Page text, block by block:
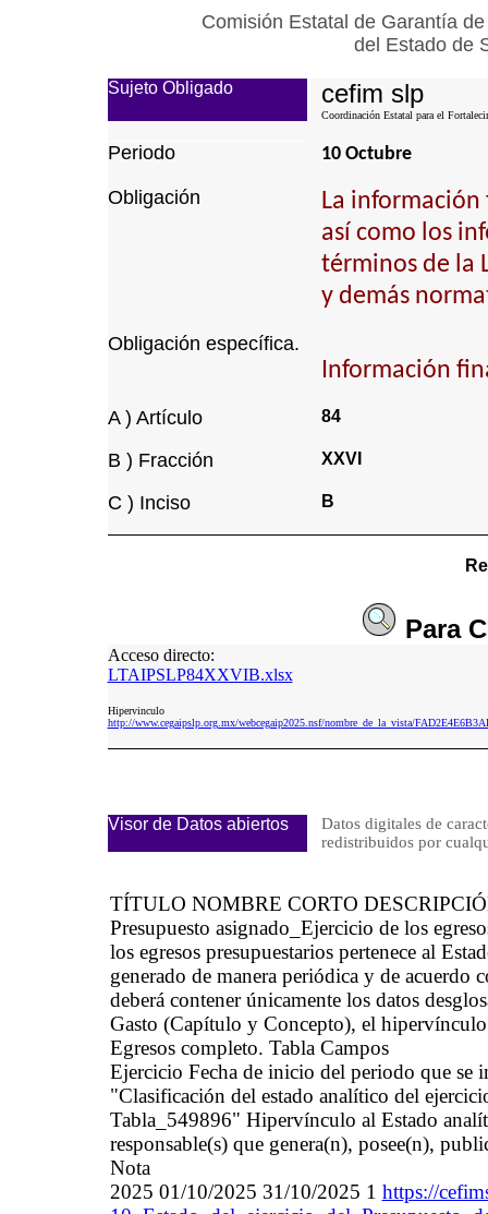
Comisión Estatal de Garantía
del Estado de
Sujeto Obligado cefim slp
Coordinación Estatal para el
Periodo 10 Octubre
Obligación
La información
así como los
términos de la
y demás
Obligación específica.
Información
A ) Artículo 84
B ) Fracción XXVI
C ) Inciso B
Para
Acceso directo:
LTAIPSLP84XXVIB.xlsx
Hipervinculo
http://www.cegaipslp.org.mx/webcegaip2025.nsf/nombre_de_la_vista/
Visor de Datos abiertos
Datos digitales de
redistribuidos por
TÍTULO NOMBRE CORTO
Presupuesto asignado_Ejercicio de los
los egresos presupuestarios pertenece al
generado de manera periódica y de acuerdo
deberá contener únicamente los datos
Gasto (Capítulo y Concepto), el
Egresos completo. Tabla Campos
Ejercicio Fecha de inicio del periodo que se
"Clasificación del estado analítico del
Tabla_549896" Hipervínculo al Estado
responsable(s) que genera(n), posee(n),
Nota
2025 01/10/2025 31/10/2025 1 https://